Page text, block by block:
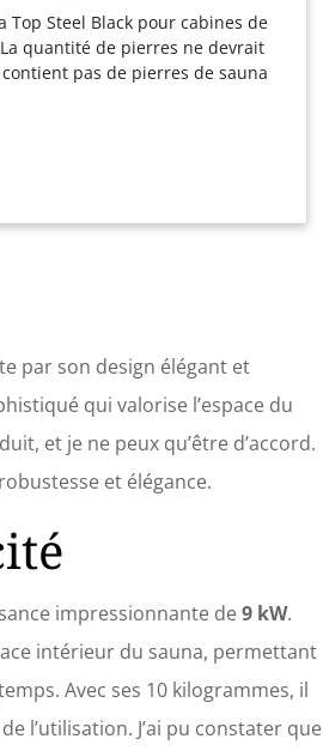
Top Steel Black pour cabines de
quantité de pierres ne devrait
pas de pierres de sauna
de commande intégrée (4 h
de la cabine de sauna max. :
du compartiment vapeur :
: 5 x 2,5 mm² Fusible : 3
: 16 kg – Chambre de pierre
par son design élégant et
qui valorise l’espace du
et je ne peux qu’être d’accord.
et élégance.
impressionnante de9 kW.
intérieur du sauna, permettant
Avec ses 10 kilogrammes, il
l’utilisation. J’ai pu constater que